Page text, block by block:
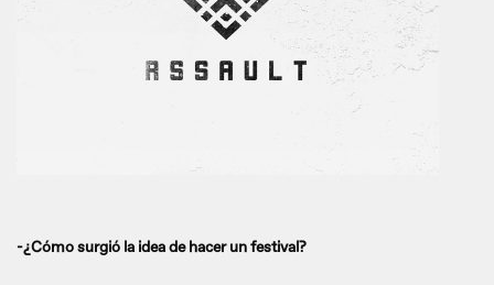
-¿Cómo surgió la idea de hacer un festival?